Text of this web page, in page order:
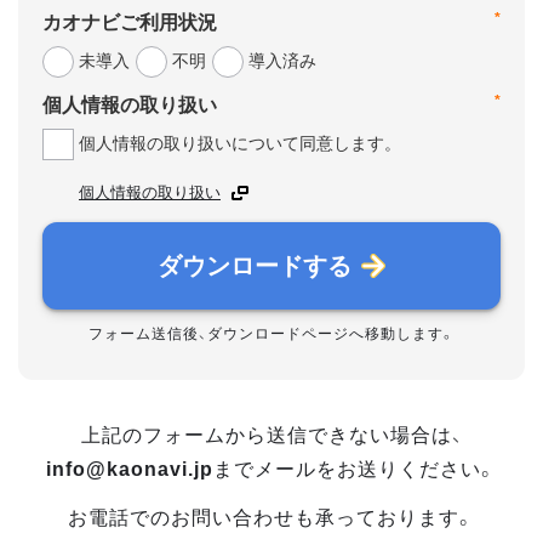
*
カオナビご利用状況
未導入
不明 導入済み
*
個人情報の取り扱い
個人情報の取り扱いについて同意します。
個人情報の取り扱い
ダウンロードする
フォーム送信後、ダウンロードページへ移動します。
上記のフォームから送信できない場合は、
info@kaonavi.jp までメールをお送りください。
お電話でのお問い合わせも承っております。